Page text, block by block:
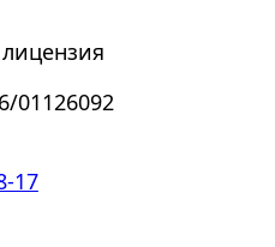
01126092
17